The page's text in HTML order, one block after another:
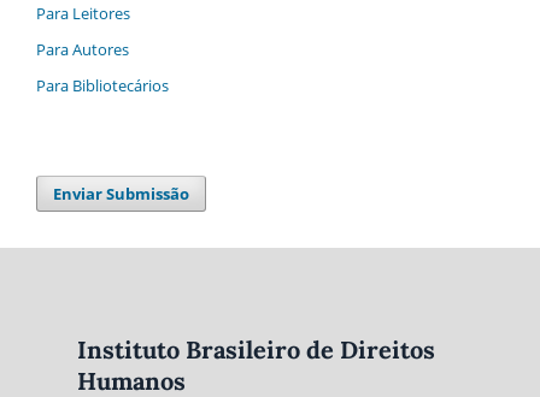
Para Leitores
Para Autores
Para Bibliotecários
Enviar Submissão
Instituto Brasileiro de Direitos
Humanos